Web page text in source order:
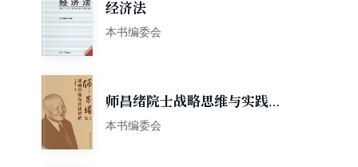
经济法
本书编委会
师昌绪院士战略思维与实践足
迹
本书编委会